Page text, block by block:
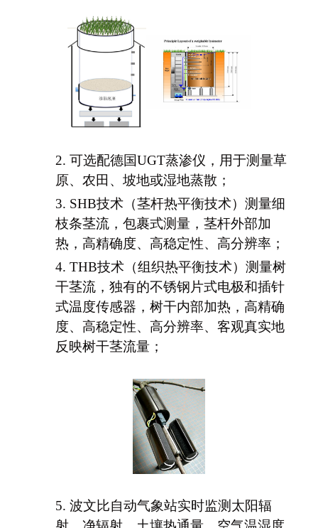
2. 可选配德国UGT蒸渗仪，用于测量草
原、农田、坡地或湿地蒸散；
3. SHB技术（茎杆热平衡技术）测量细
枝条茎流，包裹式测量，茎杆外部加
热，高精确度、高稳定性、高分辨率；
4. THB技术（组织热平衡技术）测量树
干茎流，独有的不锈钢片式电极和插针
式温度传感器，树干内部加热，高精确
度、高稳定性、高分辨率、客观真实地
反映树干茎流量；
5. 波文比自动气象站实时监测太阳辐